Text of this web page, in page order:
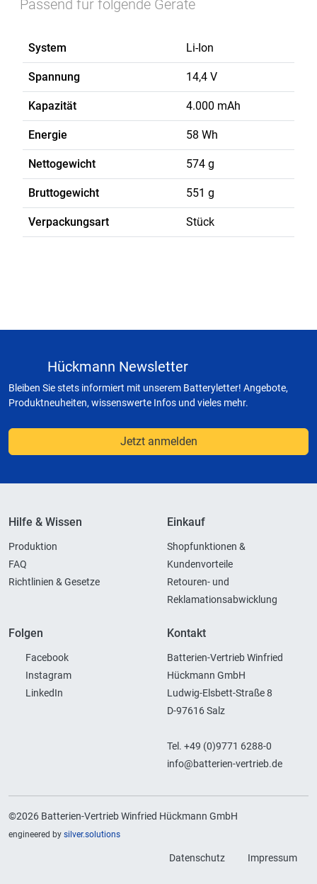
Passend für folgende Geräte
System Li-Ion
Spannung 14,4 V
Kapazität 4.000 mAh
Energie 58 Wh
Nettogewicht 574 g
Bruttogewicht 551 g
Verpackungsart Stück
Hückmann Newsletter
Bleiben Sie stets informiert mit unserem Batteryletter! Angebote,
Produktneuheiten, wissenswerte Infos und vieles mehr.
Jetzt anmelden
Hilfe & Wissen
Produktion
FAQ
Richtlinien & Gesetze
Einkauf
Shopfunktionen &
Kundenvorteile
Retouren- und
Reklamationsabwicklung
Folgen
Facebook
Instagram
LinkedIn
Kontakt
Batterien-Vertrieb Winfried
Hückmann GmbH
Ludwig-Elsbett-Straße 8
D-97616 Salz
Tel. +49 (0)9771 6288-0
info@batterien-vertrieb.de
©2026 Batterien-Vertrieb Winfried Hückmann GmbH
engineered by silver.solutions
Datenschutz Impressum